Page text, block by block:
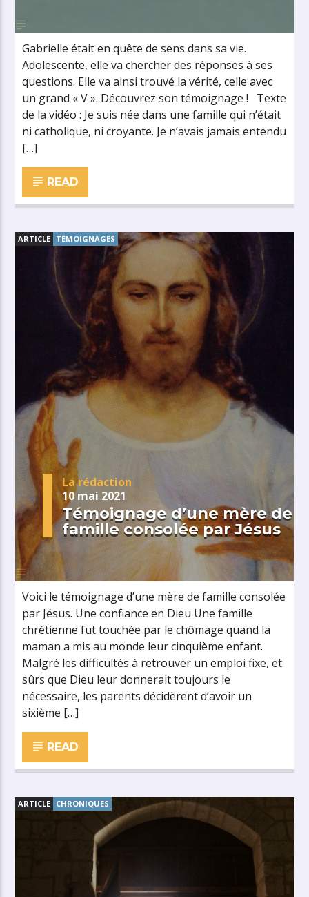
Gabrielle était en quête de sens dans sa vie.
Adolescente, elle va chercher des réponses à ses
questions. Elle va ainsi trouvé la vérité, celle avec
un grand « V ». Découvrez son témoignage ! Texte
de la vidéo : Je suis née dans une famille qui n’était
ni catholique, ni croyante. Je n’avais jamais entendu
[…]
READ
ARTICLE TÉMOIGNAGES
La rédaction
10 mai 2021
Témoignage d’une mère de
famille consolée par Jésus
Voici le témoignage d’une mère de famille consolée
par Jésus. Une confiance en Dieu Une famille
chrétienne fut touchée par le chômage quand la
maman a mis au monde leur cinquième enfant.
Malgré les difficultés à retrouver un emploi fixe, et
sûrs que Dieu leur donnerait toujours le
nécessaire, les parents décidèrent d’avoir un
sixième […]
READ
ARTICLE CHRONIQUES